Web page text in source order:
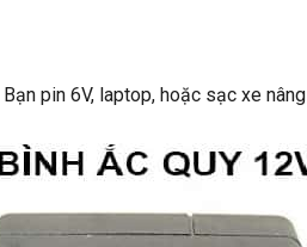
pin 6V, laptop, hoặc sạc xe nâng